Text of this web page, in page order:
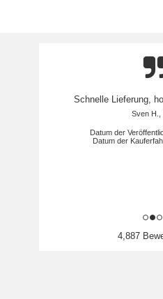
Schnelle Lieferung,
Sven H.,
Datum der
Datum der
4,887